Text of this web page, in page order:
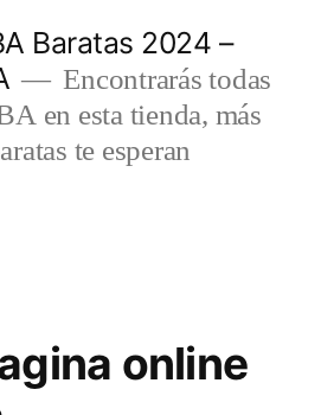
Baratas 2024 –
Encontrarás todas
en esta tienda, más
te esperan
online